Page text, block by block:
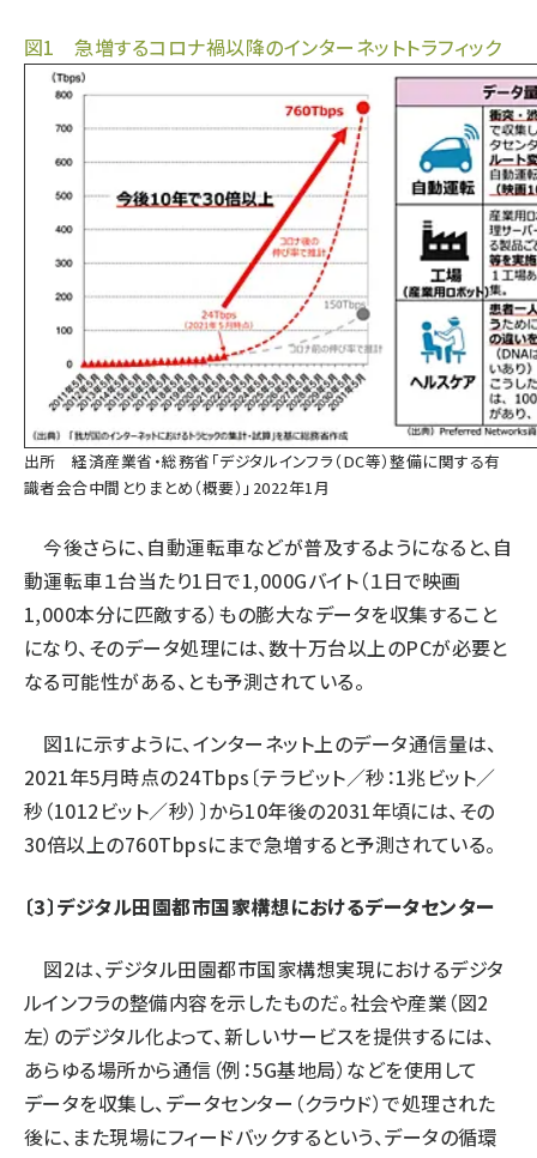
図1 急増するコロナ禍以降のインターネットトラフィック
出所 経済産業省・総務省「デジタルインフラ（DC等）整備に関する有
識者会合中間とりまとめ（概要） 」2022年1月
今後さらに、自動運転車などが普及するようになると、自
動運転車１台当たり1日で1,000Gバイト（１日で映画
1,000本分に匹敵する）もの膨大なデータを収集すること
になり、そのデータ処理には、数十万台以上のPCが必要と
なる可能性がある、とも予測されている。
図1に示すように、インターネット上のデータ通信量は、
2021年5月時点の24Tbps〔テラビット／秒：1兆ビット／
秒（1012ビット／秒）〕から10年後の2031年頃には、その
30倍以上の760Tbpsにまで急増すると予測されている。
〔3〕デジタル田園都市国家構想におけるデータセンター
図2は、デジタル田園都市国家構想実現におけるデジタ
ルインフラの整備内容を示したものだ。社会や産業（図2
左）のデジタル化よって、新しいサービスを提供するには、
あらゆる場所から通信（例：5G基地局）などを使用して
データを収集し、データセンター（クラウド）で処理された
後に、また現場にフィードバックするという、データの循環